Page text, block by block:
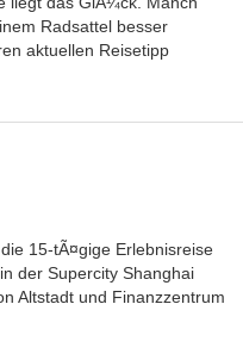
Radsattel besser
aktuellen Reisetipp
15-tÃ¤gige Erlebnisreise
der Supercity Shanghai
Altstadt und Finanzzentrum